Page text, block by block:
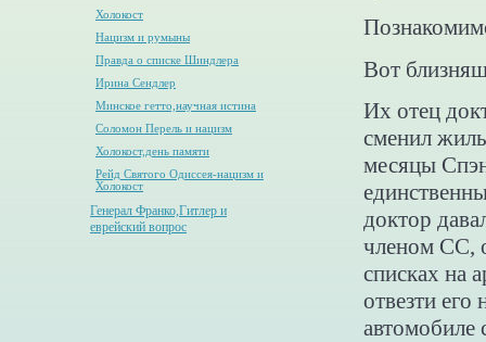
Холокост
Нацизм и румыны
Правда о списке Шиндлера
Ирина Сендлер
Минское гетто,научная истина
Соломон Перель и нацизм
Холокост,день памяти
Рейд Святого Одиссея-нацизм и
Холокост
Генерал Франко,Гитлер и
еврейский вопрос
Вот
Их отец
сменил
месяцы
доктор
членом СС,
списках на
отвезти его
автомобиле